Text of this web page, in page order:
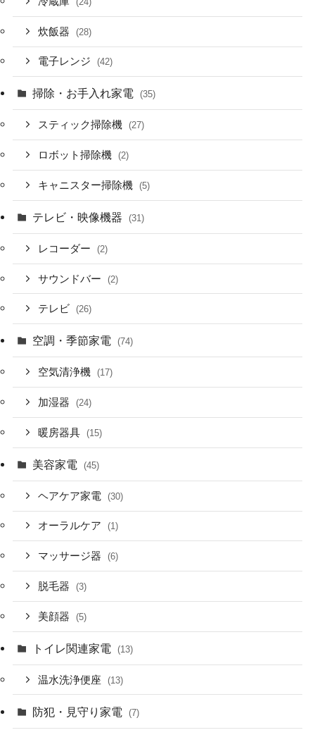
炊飯器 (28)
電子レンジ (42)
掃除・お手入れ家電 (35)
スティック掃除機 (27)
ロボット掃除機 (2)
キャニスター掃除機 (5)
テレビ・映像機器 (31)
レコーダー (2)
サウンドバー (2)
テレビ (26)
空調・季節家電 (74)
空気清浄機 (17)
加湿器 (24)
暖房器具 (15)
美容家電 (45)
ヘアケア家電 (30)
オーラルケア (1)
マッサージ器 (6)
脱毛器 (3)
美顔器 (5)
トイレ関連家電 (13)
温水洗浄便座 (13)
防犯・見守り家電 (7)